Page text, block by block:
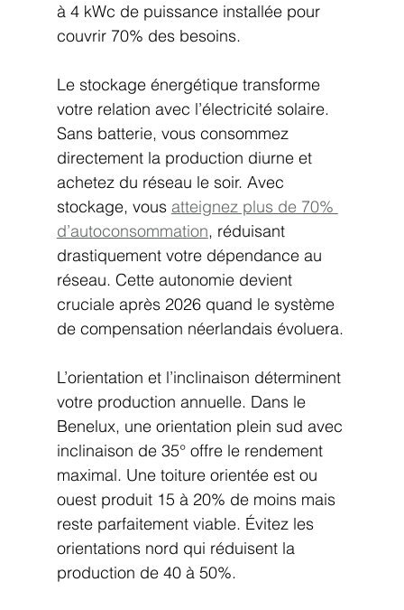
à 4 kWc de puissance installée pour
couvrir 70% des besoins.
Le stockage énergétique transforme
votre relation avec l’électricité solaire.
Sans batterie, vous consommez
directement la production diurne et
achetez du réseau le soir. Avec
stockage, vous atteignez plus de 70%
d’autoconsommation, réduisant
drastiquement votre dépendance au
réseau. Cette autonomie devient
cruciale après 2026 quand le système
de compensation néerlandais évoluera.
L’orientation et l’inclinaison déterminent
votre production annuelle. Dans le
Benelux, une orientation plein sud avec
inclinaison de 35° offre le rendement
maximal. Une toiture orientée est ou
ouest produit 15 à 20% de moins mais
reste parfaitement viable. Évitez les
orientations nord qui réduisent la
production de 40 à 50%.